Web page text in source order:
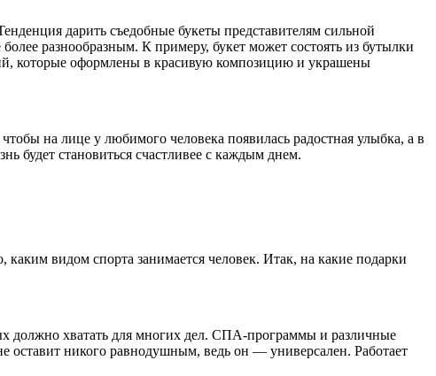
дарить съедобные букеты представителям сильной
разнообразным. К примеру, букет может состоять из бутылки
которые оформлены в красивую композицию и украшены
на лице у любимого человека появилась радостная улыбка, а в
будет становиться счастливее с каждым днем.
видом спорта занимается человек. Итак, на какие подарки
должно хватать для многих дел. СПА-программы и различные
оставит никого равнодушным, ведь он — универсален. Работает